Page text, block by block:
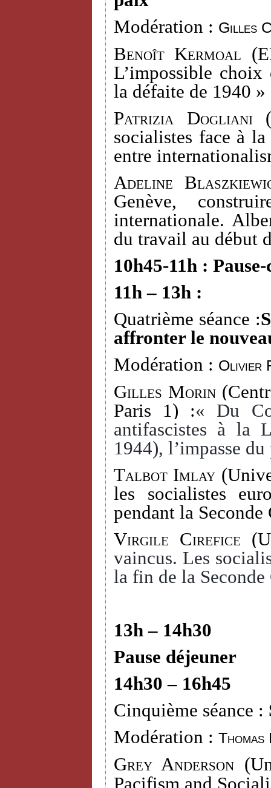
Modération : Gilles
Benoît Kermoal
L’impossible
la défaite de 1940 »
Patrizia Dogliani
socialistes face à
entre
Adeline
Genève,
internationale.
du travail au début
10h45-11h : Pause-
11h – 13h :
Quatrième séance :
affronter le
Modération : Olivier
Gilles Morin
Paris 1) :« Du
antifascistes à la
1944), l’impasse
Talbot Imlay
les socialistes
pendant la
Virgile Cirefice
vaincus. Les
la fin de la
13h – 14h30
Pause déjeuner
14h30 – 16h45
Cinquième séance :
Modération :
Grey Anderson (